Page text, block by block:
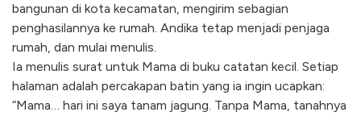
bangunan di kota kecamatan, mengirim sebagian
penghasilannya ke rumah. Andika tetap menjadi penjaga
rumah, dan mulai menulis.
Ia menulis surat untuk Mama di buku catatan kecil. Setiap
halaman adalah percakapan batin yang ia ingin ucapkan:
“Mama… hari ini saya tanam jagung. Tanpa Mama, tanahnya